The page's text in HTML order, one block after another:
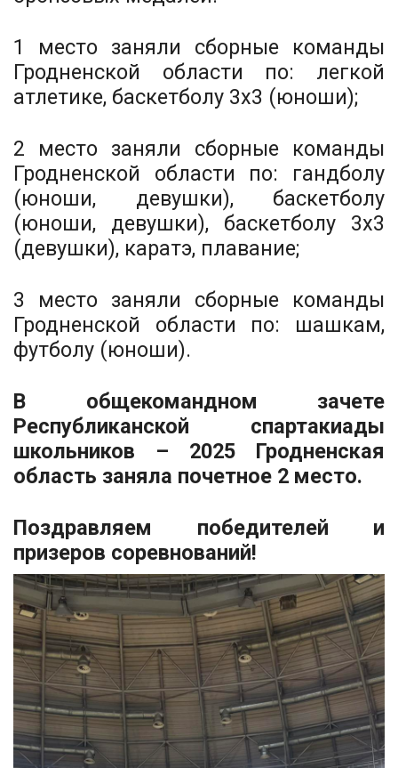
1 место заняли сборные команды
Гродненской области по: легкой
атлетике, баскетболу 3х3 (юноши);
2 место заняли сборные команды
Гродненской области по: гандболу
(юноши, девушки), баскетболу
(юноши, девушки), баскетболу 3х3
(девушки), каратэ, плавание;
3 место заняли сборные команды
Гродненской области по: шашкам,
футболу (юноши).
В общекомандном зачете
Республиканской спартакиады
школьников – 2025 Гродненская
область заняла почетное 2 место.
Поздравляем победителей и
призеров соревнований!